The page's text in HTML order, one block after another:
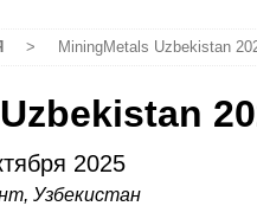
> MiningMetals Uzbekistan
2025
Узбекистан